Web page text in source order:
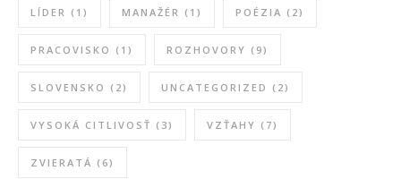
LÍDER (1) MANAŽÉR (1) POÉZIA (2)
PRACOVISKO (1) ROZHOVORY (9)
SLOVENSKO (2) UNCATEGORIZED (2)
VYSOKÁ CITLIVOSŤ (3) VZŤAHY (7)
ZVIERATÁ (6)